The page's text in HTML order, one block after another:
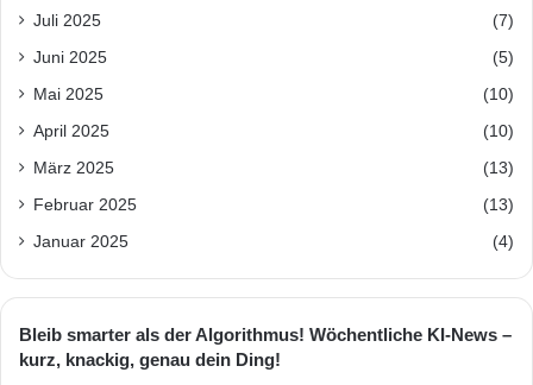
Juli 2025 (7)
Juni 2025 (5)
Mai 2025 (10)
April 2025 (10)
März 2025 (13)
Februar 2025 (13)
Januar 2025 (4)
Bleib smarter als der Algorithmus! Wöchentliche KI-News –
kurz, knackig, genau dein Ding!